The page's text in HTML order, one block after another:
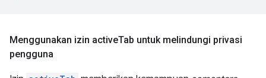
Menggunakan izin activeTab untuk melindungi privasi
pengguna